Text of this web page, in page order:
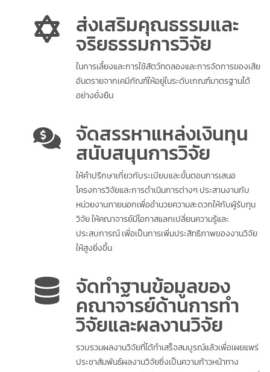
ส่งเสริมคุณธรรมและ
จริยธรรมการวิจัย
ในการเลี้ยงและการใช้สัตว์ทดลองและการจัดการของเสีย
อันตรายจากเคมีภัณฑ์ให้อยู่ในระดับเกณฑ์มาตรฐานได้
อย่างยั่งยืน
จัดสรรหาแหล่งเงินทุน
สนับสนุนการวิจัย
ให้คำปรึกษาเกี่ยวกับระเบียบและขั้นตอนการเสนอ
โครงการวิจัยและการดำเนินการต่างๆ ประสานงานกับ
หน่วยงานภายนอกเพื่ออำนวยความสะดวกให้กับผู้รับทุน
วิจัย ให้คณาจารย์มีโอกาสแลกเปลี่ยนความรู้และ
ประสบการณ์ เพื่อเป็นการเพิ่มประสิทธิภาพของงานวิจัย
ให้สูงยิ่งขึ้น
จัดทำฐานข้อมูลของ
คณาจารย์ด้านการทำ
วิจัยและผลงานวิจัย
รวบรวมผลงานวิจัยที่ได้ทำเสร็จสมบูรณ์แล้วเพื่อเผยแพร่
ประชาสัมพันธ์ผลงานวิจัยซึ่งเป็นความก้าวหน้าทาง